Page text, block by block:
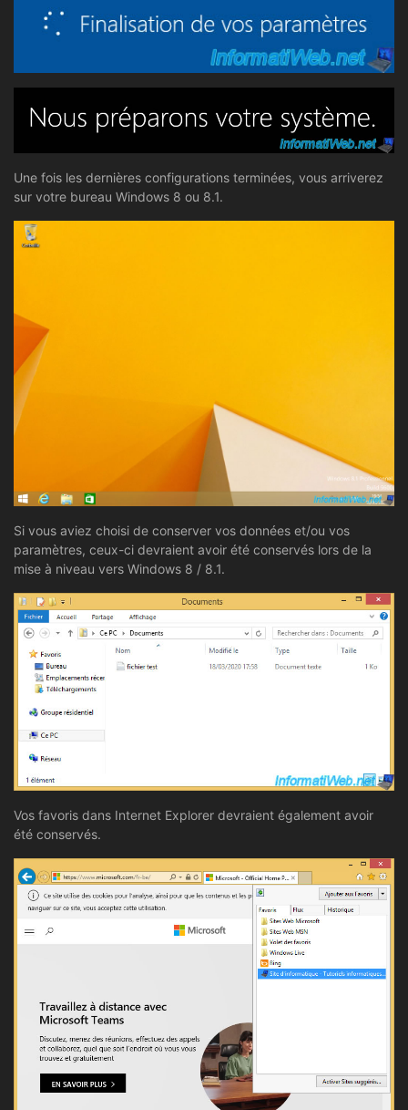
Une fois les dernières configurations terminées, vous arriverez
sur votre bureau Windows 8 ou 8.1.
Si vous aviez choisi de conserver vos données et/ou vos
paramètres, ceux-ci devraient avoir été conservés lors de la
mise à niveau vers Windows 8 / 8.1.
Vos favoris dans Internet Explorer devraient également avoir
été conservés.